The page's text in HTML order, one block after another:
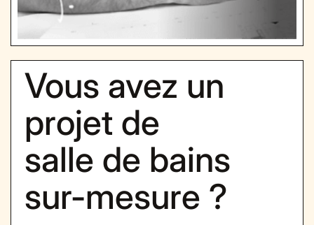
Vous avez un
projet de
salle de bains
sur-mesure ?